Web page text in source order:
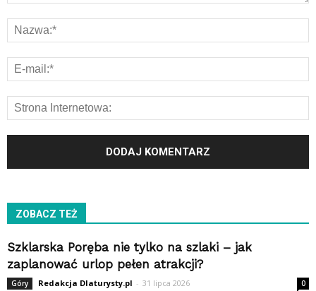
ZOBACZ TEŻ
Szklarska Poręba nie tylko na szlaki – jak
zaplanować urlop pełen atrakcji?
Góry Redakcja Dlaturysty.pl - 31 lipca 2026 0